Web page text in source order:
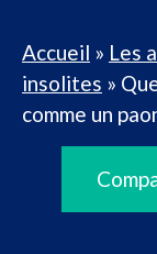
Accueil » Les
insolites »
comme un